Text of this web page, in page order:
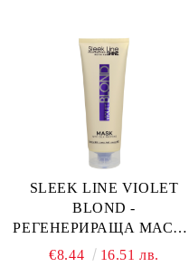
SLEEK LINE VIOLET
BLOND -
РЕГЕНЕРИРАЩА МАСКА
ЗА ЛИЛАВИ ОТТЕНЪЦИ
€8.44 16.51 лв.